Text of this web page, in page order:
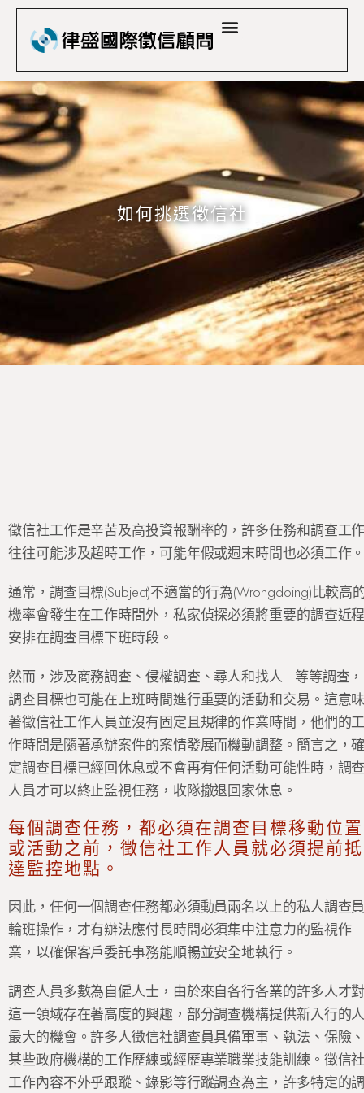
如何挑選徵信社
徵信社工作是辛苦及高投資報酬率的，許多任務和調查工
往往可能涉及超時工作，可能年假或週末時間也必須工作
通常，調查目標(Subject)不適當的行為(Wrongdoing)比較高
機率會發生在工作時間外，私家偵探必須將重要的調查近
安排在調查目標下班時段。
然而，涉及商務調查、侵權調查、尋人和找人…等等調查，
調查目標也可能在上班時間進行重要的活動和交易。這意
著徵信社工作人員並沒有固定且規律的作業時間，他們的
作時間是隨著承辦案件的案情發展而機動調整。簡言之，
定調查目標已經回休息或不會再有任何活動可能性時，調
人員才可以終止監視任務，收隊撤退回家休息。
每個調查任務，都必須在調查目標移動位置
或活動之前，徵信社工作人員就必須提前抵
達監控地點。
因此，任何一個調查任務都必須動員兩名以上的私人調查
輪班操作，才有辦法應付長時間必須集中注意力的監視作
業，以確保客戶委託事務能順暢並安全地執行。
調查人員多數為自僱人士，由於來自各行各業的許多人才
這一領域存在著高度的興趣，部分調查機構提供新入行的
最大的機會。許多人徵信社調查員具備軍事、執法、保險
某些政府機構的工作歷練或經歷專業職業技能訓練。徵信
工作內容不外乎跟蹤、錄影等行蹤調查為主，許多特定的